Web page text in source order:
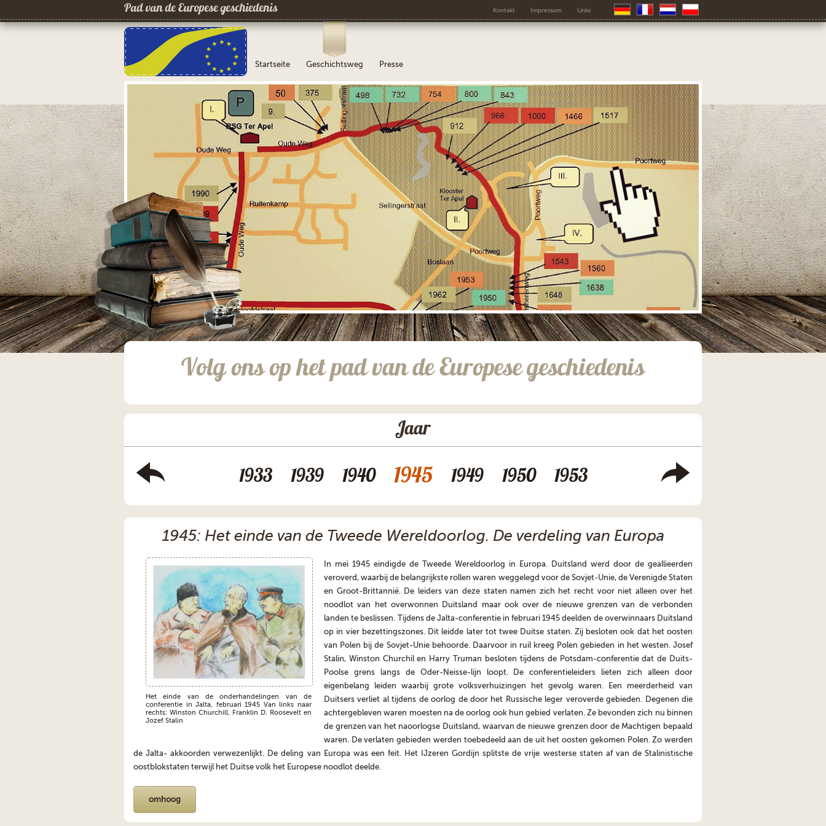
Pad van de Europese geschiedenis Kontakt Impressum Links
Startseite Geschichtsweg Presse
Volg ons op het pad van de Europese geschiedenis
Jaar
1933 1939 1940 1945 1949 1950 1953
1945: Het einde van de Tweede Wereldoorlog. De verdeling van Europa
Het einde van de onderhandelingen van de
conferentie in Jalta, februari 1945 Van links naar
rechts: Winston Churchill, Franklin D. Roosevelt en
Jozef Stalin
In mei 1945 eindigde de Tweede Wereldoorlog in Europa. Duitsland werd door de geallieerden
veroverd, waarbij de belangrijkste rollen waren weggelegd voor de Sovjet-Unie, de Verenigde Staten
en Groot-Brittannië. De leiders van deze staten namen zich het recht voor niet alleen over het
noodlot van het overwonnen Duitsland maar ook over de nieuwe grenzen van de verbonden
landen te beslissen. Tijdens de Jalta-conferentie in februari 1945 deelden de overwinnaars Duitsland
op in vier bezettingszones. Dit leidde later tot twee Duitse staten. Zij besloten ook dat het oosten
van Polen bij de Sovjet-Unie behoorde. Daarvoor in ruil kreeg Polen gebieden in het westen. Josef
Stalin, Winston Churchil en Harry Truman besloten tijdens de Potsdam-conferentie dat de Duits-
Poolse grens langs de Oder-Neisse-lijn loopt. De conferentieleiders lieten zich alleen door
eigenbelang leiden waarbij grote volksverhuizingen het gevolg waren. Een meerderheid van
Duitsers verliet al tijdens de oorlog de door het Russische leger veroverde gebieden. Degenen die
achtergebleven waren moesten na de oorlog ook hun gebied verlaten. Ze bevonden zich nu binnen
de grenzen van het naoorlogse Duitsland, waarvan de nieuwe grenzen door de Machtigen bepaald
waren. De verlaten gebieden werden toebedeeld aan de uit het oosten gekomen Polen. Zo werden
de Jalta- akkoorden verwezenlijkt. De deling van Europa was een feit. Het IJzeren Gordijn splitste de vrije westerse staten af van de Stalinistische
oostblokstaten terwijl het Duitse volk het Europese noodlot deelde.
omhoog